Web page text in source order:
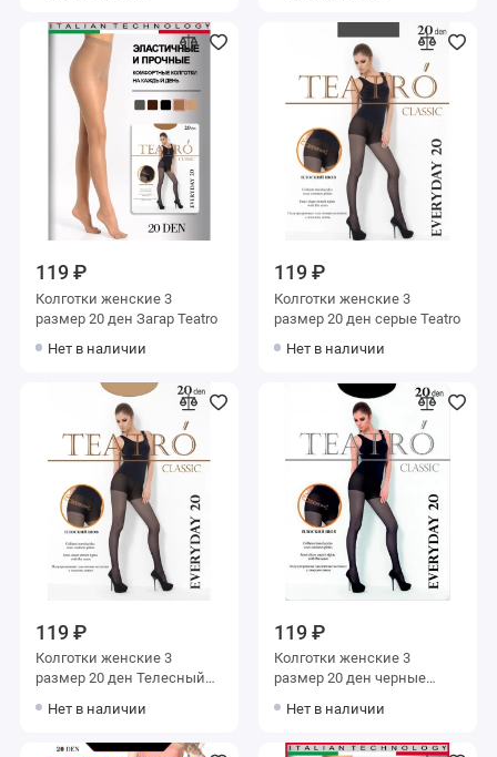
119 ₽
Колготки женские 3
размер 20 ден Загар Teatro
Нет в наличии
119 ₽
Колготки женские 3
размер 20 ден серые Teatro
Нет в наличии
119 ₽
Колготки женские 3
размер 20 ден Телесный
Нет в наличии
119 ₽
Колготки женские 3
размер 20 ден черные
Нет в наличии